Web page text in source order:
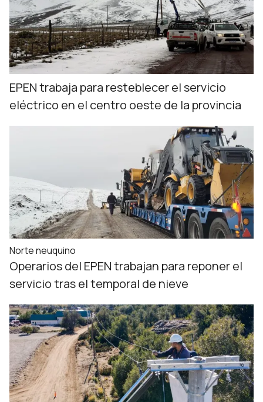
EPEN trabaja para resteblecer el servicio
eléctrico en el centro oeste de la provincia
Norte neuquino
Operarios del EPEN trabajan para reponer el
servicio tras el temporal de nieve